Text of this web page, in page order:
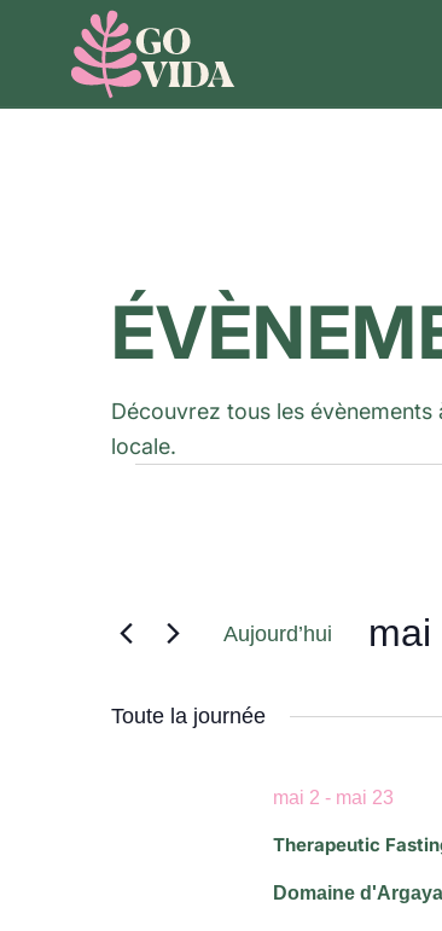
Découvrez tous les
locale.
Aujourd’hui mai
une
Toute la journée
Therapeutic
mai 2 - mai 23
Domaine